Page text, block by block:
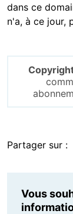
dans ce
n'a, à ce jour,
Partager sur :
Vous